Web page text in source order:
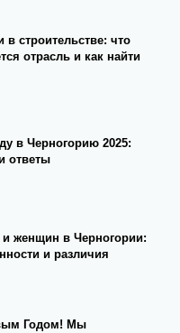
в строительстве: что
отрасль и как найти
в Черногорию 2025:
ответы
и женщин в Черногории:
и различия
Годом! Мы